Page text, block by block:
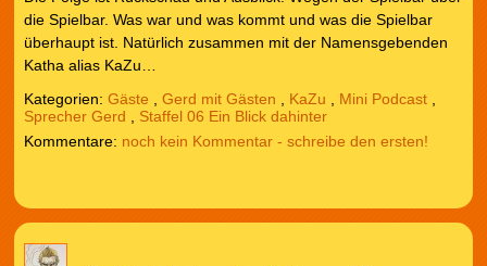
die Spielbar. Was war und was kommt und was die Spielbar
überhaupt ist. Natürlich zusammen mit der Namensgebenden
Katha alias KaZu…
Kategorien: Gäste Gerd mit Gästen KaZu Mini Podcast,
Sprecher Gerd
Staffel 06 Ein Blick dahinter
noch kein Kommentar - schreibe den ersten!